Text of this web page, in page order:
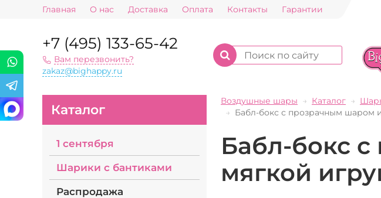
Главная О нас Доставка Оплата Контакты Гарантии
+7 (495) 133-65-42
Вам перезвонить?
zakaz@bighappy.ru
Каталог
1 сентября
Шарики с бантиками
Распродажа
Воздушные шары Каталог
Бабл-бокс с прозрачным шаром
Бабл-бокс
мягкой